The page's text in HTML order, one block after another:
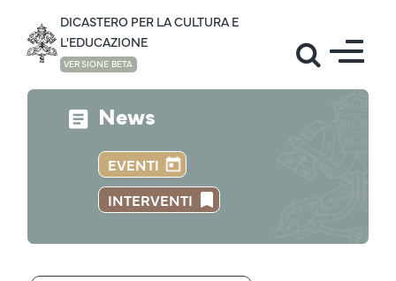
DICASTERO PER LA CULTURA E
L'EDUCAZIONE
VERSIONE BETA
News
EVENTI
INTERVENTI